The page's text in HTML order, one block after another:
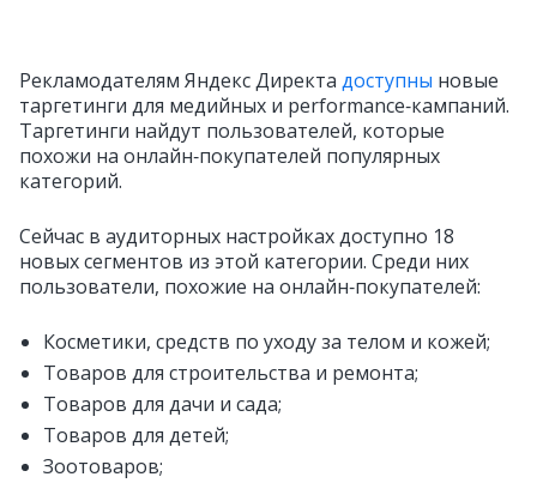
Рекламодателям Яндекс Директа доступны новые
таргетинги для медийных и performance‑кампаний.
Таргетинги найдут пользователей, которые
похожи на онлайн‑покупателей популярных
категорий.
Сейчас в аудиторных настройках доступно 18
новых сегментов из этой категории. Среди них
пользователи, похожие на онлайн‑покупателей:
Косметики, средств по уходу за телом и кожей;
Товаров для строительства и ремонта;
Товаров для дачи и сада;
Товаров для детей;
Зоотоваров;